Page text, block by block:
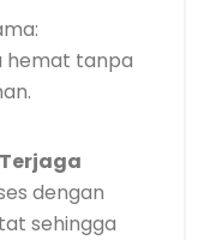
hemat tanpa
dengan
sehingga